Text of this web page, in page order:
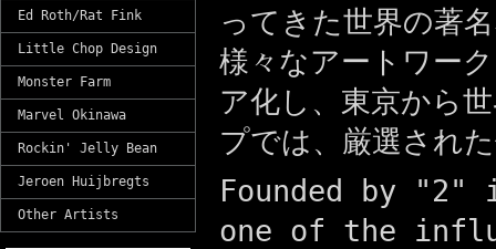
Ed Roth/Rat Fink
Little Chop Design
Monster Farm
Marvel Okinawa
Rockin' Jelly Bean
Jeroen Huijbregts
Other Artists
ってきた世界の著
様々なアートワー
ア化し、東京から
プでは、厳選され
Founded by
one of the